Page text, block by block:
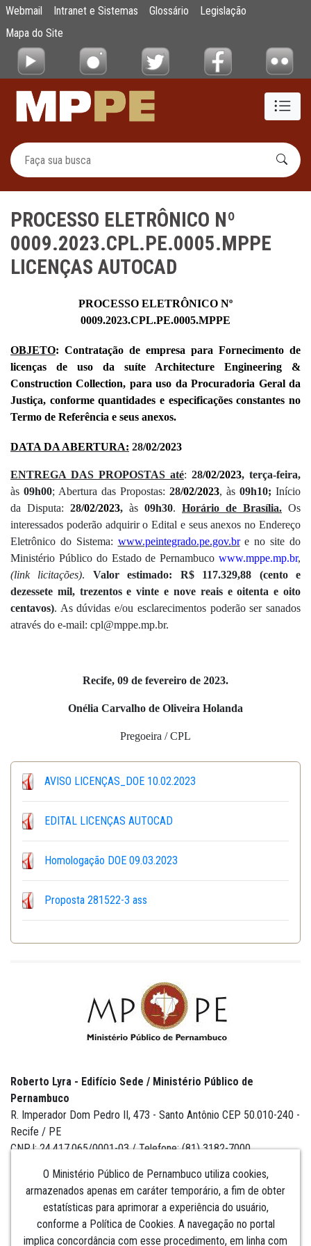
Pular para o Conteúdo principal
PROCESSO ELETRÔNICO Nº
Webmail Intranet e Sistemas Glossário
Legislação
Mapa do Site
PROCESSO ELETRÔNICO Nº
0009.2023.CPL.PE.0005.MPPE
LICENÇAS AUTOCAD
PROCESSO ELETRÔNICO Nº
0009.2023.CPL.PE.0005.MPPE
OBJETO: Contratação de empresa para Fornecimento de
licenças de uso da suíte Architecture Engineering &
Construction Collection, para uso da Procuradoria Geral da
Justiça, conforme quantidades e especificações constantes no
Termo de Referência e seus anexos.
DATA DA ABERTURA: 28/02/2023
ENTREGA DAS PROPOSTAS até: 28/02/2023, terça-feira,
às 09h00; Abertura das Propostas: 28/02/2023, às 09h10; Início
da Disputa: 28/02/2023, às 09h30. Horário de Brasília. Os
interessados poderão adquirir o Edital e seus anexos no Endereço
Eletrônico do Sistema: www.peintegrado.pe.gov.bre no site do
Ministério Público do Estado de Pernambuco www.mppe.mp.br,
(link licitações). Valor estimado: R$ 117.329,88 (cento e
dezessete mil, trezentos e vinte e nove reais e oitenta e oito
centavos). As dúvidas e/ou esclarecimentos poderão ser sanados
através do e-mail: cpl@mppe.mp.br.
Recife, 09 de fevereiro de 2023.
Onélia Carvalho de Oliveira Holanda
Pregoeira / CPL
AVISO LICENÇAS_DOE 10.02.2023
EDITAL LICENÇAS AUTOCAD
Homologação DOE 09.03.2023
Proposta 281522-3 ass
O Ministério Público de Pernambuco utiliza cookies,
armazenados apenas em caráter temporário, a fim de obter
estatísticas para aprimorar a experiência do usuário,
conforme a Política de Cookies. A navegação no portal
implica concordância com esse procedimento, em linha com
Roberto Lyra - Edifício Sede / Ministério Público de
Pernambuco
R. Imperador Dom Pedro II, 473 - Santo Antônio CEP 50.010-240 -
Recife / PE
CNPJ: 24.417.065/0001-03 / Telefone: (81) 3182-7000
Institucional